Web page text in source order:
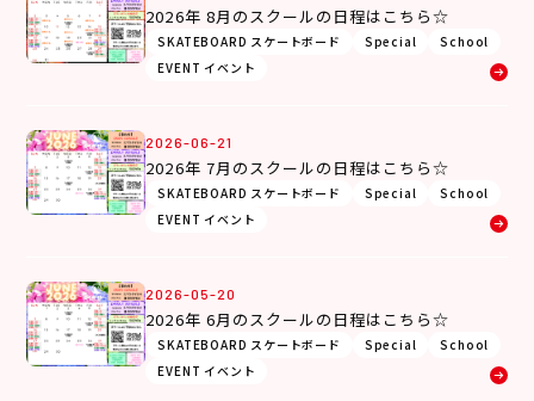
2026年 8月のスクールの日程はこちら☆
SKATEBOARD スケートボード Special
School
EVENT イベント
2026-06-21
2026年 7月のスクールの日程はこちら☆
SKATEBOARD スケートボード Special
School
EVENT イベント
2026-05-20
2026年 6月のスクールの日程はこちら☆
SKATEBOARD スケートボード Special
School
EVENT イベント